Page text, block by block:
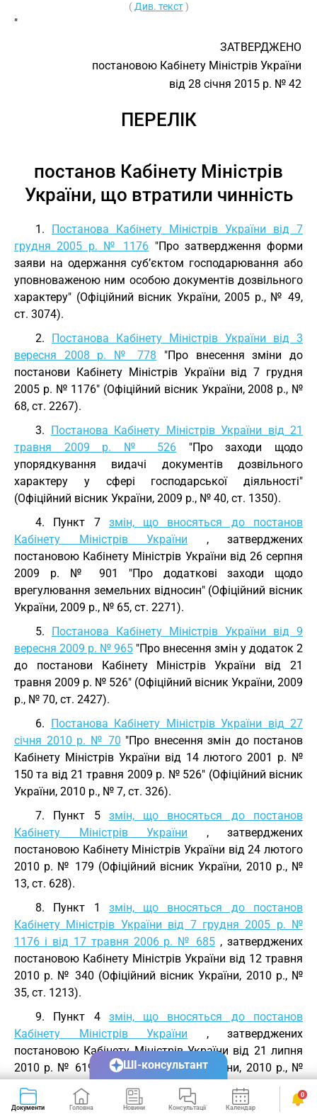
( Див. текст)
"
ЗАТВЕРДЖЕНО
постановою Кабінету Міністрів України
від 28 січня 2015 р. № 42
ПЕРЕЛІК
постанов Кабінету Міністрів
України, що втратили чинність
1. Постанова Кабінету Міністрів України від 7
грудня 2005 р. № 1176 "Про затвердження форми
заяви на одержання суб’єктом господарювання або
уповноваженою ним особою документів дозвільного
характеру" (Офіційний вісник України, 2005 р., № 49,
ст. 3074).
2. Постанова Кабінету Міністрів України від 3
вересня 2008 р. № 778 "Про внесення зміни до
постанови Кабінету Міністрів України від 7 грудня
2005 р. № 1176" (Офіційний вісник України, 2008 р., №
68, ст. 2267).
3. Постанова Кабінету Міністрів України від 21
травня 2009 р. № 526 "Про заходи щодо
упорядкування видачі документів дозвільного
характеру у сфері господарської діяльності"
(Офіційний вісник України, 2009 р., № 40, ст. 1350).
4. Пункт 7 змін, що вносяться до постанов
Кабінету Міністрів України , затверджених
постановою Кабінету Міністрів України від 26 серпня
2009 р. № 901 "Про додаткові заходи щодо
врегулювання земельних відносин" (Офіційний вісник
України, 2009 р., № 65, ст. 2271).
5. Постанова Кабінету Міністрів України від 9
вересня 2009 р. № 965 "Про внесення змін у додаток 2
до постанови Кабінету Міністрів України від 21
травня 2009 р. № 526" (Офіційний вісник України, 2009
р., № 70, ст. 2427).
6. Постанова Кабінету Міністрів України від 27
січня 2010 р. № 70 "Про внесення змін до постанов
Кабінету Міністрів України від 14 лютого 2001 р. №
150 та від 21 травня 2009 р. № 526" (Офіційний вісник
України, 2010 р., № 7, ст. 326).
7. Пункт 5 змін, що вносяться до постанов
Кабінету Міністрів України , затверджених
постановою Кабінету Міністрів України від 24 лютого
2010 р. № 179 (Офіційний вісник України, 2010 р., №
13, ст. 628).
8. Пункт 1 змін, що вносяться до постанов
Кабінету Міністрів України від 7 грудня 2005 р. №
1176 і від 17 травня 2006 р. № 685 , затверджених
постановою Кабінету Міністрів України від 12 травня
2010 р. № 340 (Офіційний вісник України, 2010 р., №
35, ст. 1213).
9. Пункт 4 змін, що вносяться до постанов
Кабінету Міністрів України , затверджених
постановою Кабінету Міністрів України від 21 липня
2010 р. № 619 (Офіційний вісник України, 2010 р., №
55, ст. 1867).
10.
Постанова Кабінету Міністрів України від 8
Документи Головна Новини Консультації Календар Сервіси
0
ШІ-консультант